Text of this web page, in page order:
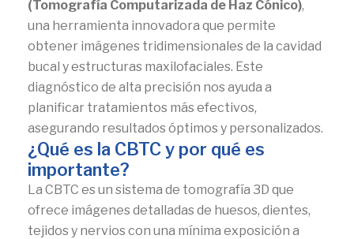
(Tomografía Computarizada de Haz Cónico),
una herramienta innovadora que permite
obtener imágenes tridimensionales de la cavidad
bucal y estructuras maxilofaciales. Este
diagnóstico de alta precisión nos ayuda a
planificar tratamientos más efectivos,
asegurando resultados óptimos y personalizados.
¿Qué es la CBTC y por qué es
importante?
La CBTC es un sistema de tomografía 3D que
ofrece imágenes detalladas de huesos, dientes,
tejidos y nervios con una mínima exposición a